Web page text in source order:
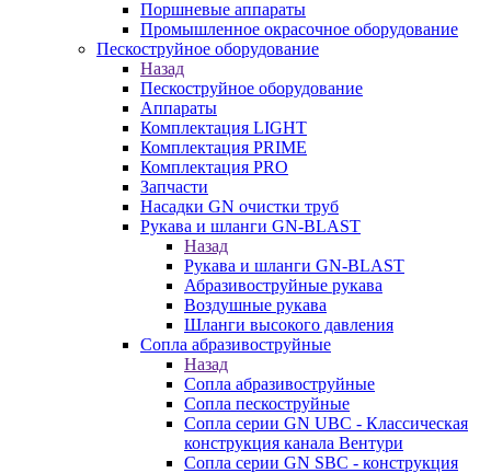
Поршневые аппараты
Промышленное окрасочное оборудование
Пескоструйное оборудование
Назад
Пескоструйное оборудование
Аппараты
Комплектация LIGHT
Комплектация PRIME
Комплектация PRO
Запчасти
Насадки GN очистки труб
Рукава и шланги GN-BLAST
Назад
Рукава и шланги GN-BLAST
Абразивоструйные рукава
Воздушные рукава
Шланги высокого давления
Сопла абразивоструйные
Назад
Сопла абразивоструйные
Сопла пескоструйные
Сопла серии GN UBC - Классическая
конструкция канала Вентури
Сопла серии GN SBC - конструкция